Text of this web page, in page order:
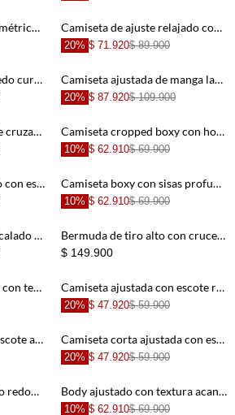
+ +
+ +
+ +
+ +
+
Camiseta con escote asimétrico y detalle drapeado en algodón crema para mujer
+
Camiseta de ajuste relajado con aberturas laterales en algodón blanco para mujer
20% $ 71.920$ 89.900
+
Falda corte mini con ruedo curvo estilo tenis en lino blanco para mujer
+
Camiseta ajustada de manga larga con detalle calado en blanco para mujer
20% $ 87.920$ 109.900
+
Vestido corto con escote cruzado al cuello en beige y negro para mujer
+
Camiseta cropped boxy con hombro extendido en algodón color chocolate para mujer
10% $ 62.910$ 69.900
+
Vestido largo fit relajado con estampado de peces en algodón blanco para mujer
+
Camiseta boxy con sisas profundas de algodón blanco crema para mujer
10% $ 62.910$ 69.900
Vestido de encaje floral calado en color terracota para mujer Bermuda de tiro alto con cruce lateral de botones en verde salvia para mujer
$ 149.900
Camiseta corta ajustada con textura acanalada en algodón verde oliva para mujer Camiseta ajustada con escote redondo profundo en algodón camel para mujer
20% $ 47.920$ 59.900
Camiseta ajustada con escote asimétrico en algodón marrón para mujer Camiseta corta ajustada con escote amplio en algodón amarillo pastel para mujer
20% $ 47.920$ 59.900
Body ajustado con cuello redondo en algodón negro para mujer Body ajustado con textura acanalada en algodón marrón para mujer
10% $ 62.910$ 69.900